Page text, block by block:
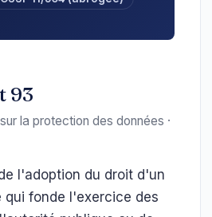
93
la protection des données ·
l'adoption du droit d'un
qui fonde l'exercice des